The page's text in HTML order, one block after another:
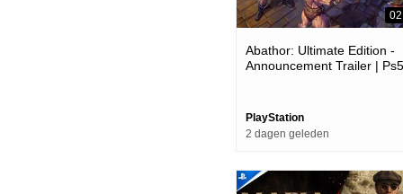
Abathor: Ultimate Edition -
Announcement Trailer | Ps5
PlayStation
2 dagen geleden